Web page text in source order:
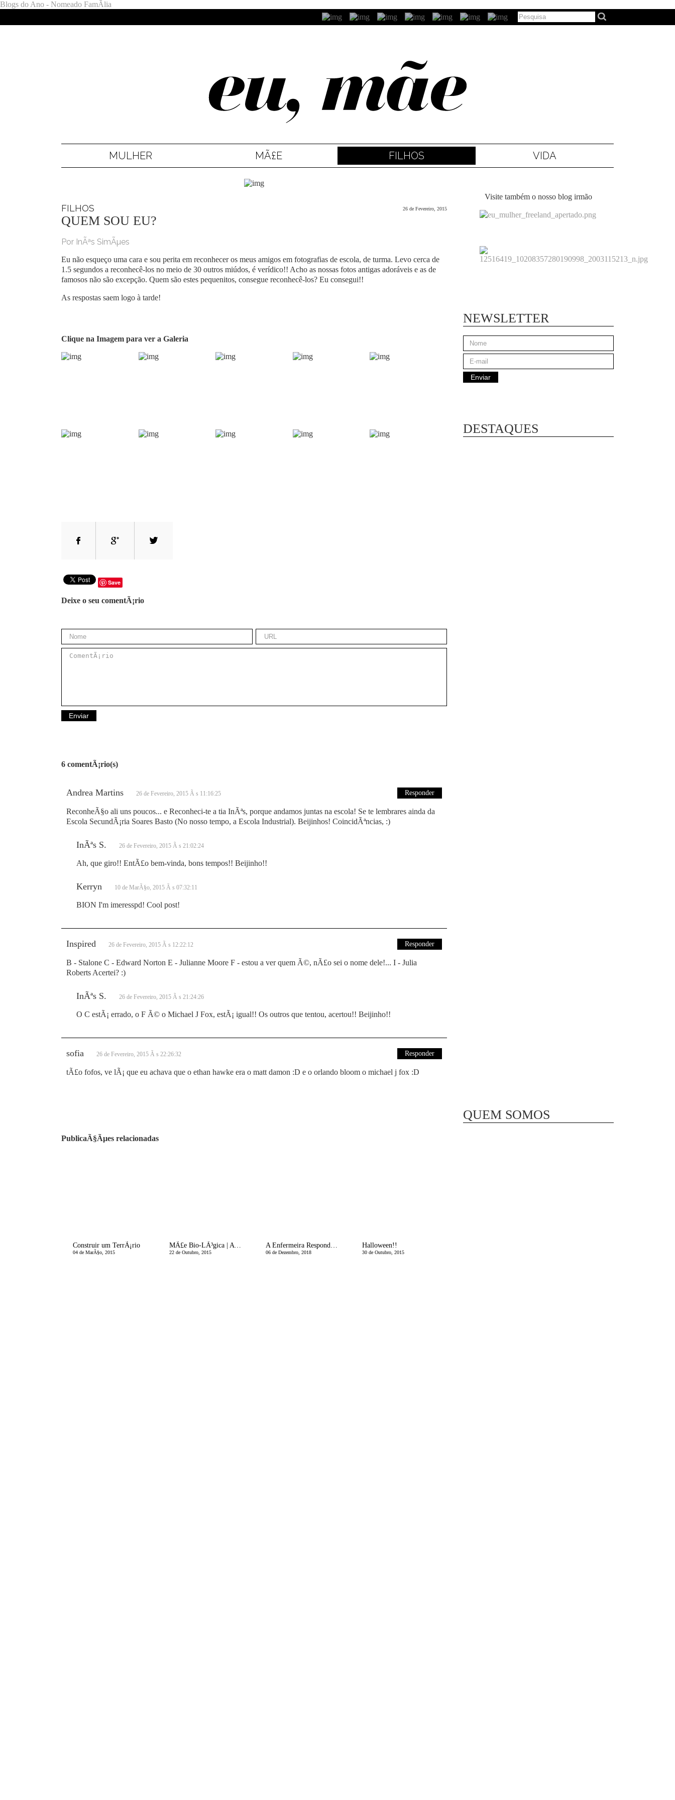
Blogs do Ano - Nomeado FamÃ­lia
MULHER MÃ£E FILHOS VIDA
FILHOS 26 de Fevereiro, 2015
QUEM SOU EU?
Por InÃªs SimÃµes
Eu não esqueço uma cara e sou perita em reconhecer os meus amigos em fotografias de escola, de turma. Levo cerca de
1.5 segundos a reconhecê-los no meio de 30 outros miúdos, é verídico!! Acho as nossas fotos antigas adoráveis e as de
famosos não são excepção. Quem são estes pequenitos, consegue reconhecê-los? Eu consegui!!
As respostas saem logo à tarde!
Clique na Imagem para ver a Galeria
Save
Deixe o seu comentÃ¡rio
6 comentÃ¡rio(s)
Andrea Martins 26 de Fevereiro, 2015 Ã s 11:16:25 Responder
ReconheÃ§o ali uns poucos... e Reconheci-te a tia InÃªs, porque andamos juntas na escola! Se te lembrares ainda da
Escola SecundÃ¡ria Soares Basto (No nosso tempo, a Escola Industrial). Beijinhos! CoincidÃªncias, :)
InÃªs S. 26 de Fevereiro, 2015 Ã s 21:02:24
Ah, que giro!! EntÃ£o bem-vinda, bons tempos!! Beijinho!!
Kerryn 10 de MarÃ§o, 2015 Ã s 07:32:11
BION I'm imeresspd! Cool post!
Inspired 26 de Fevereiro, 2015 Ã s 12:22:12 Responder
B - Stalone C - Edward Norton E - Julianne Moore F - estou a ver quem Ã©, nÃ£o sei o nome dele!... I - Julia
Roberts Acertei? :)
InÃªs S. 26 de Fevereiro, 2015 Ã s 21:24:26
O C estÃ¡ errado, o F Ã© o Michael J Fox, estÃ¡ igual!! Os outros que tentou, acertou!! Beijinho!!
sofia 26 de Fevereiro, 2015 Ã s 22:26:32 Responder
tÃ£o fofos, ve lÃ¡ que eu achava que o ethan hawke era o matt damon :D e o orlando bloom o michael j fox :D
PublicaÃ§Ãµes relacionadas
Construir um TerrÃ¡rio
04 de MarÃ§o, 2015 22 de Outubro, 2015 06 de Dezembro, 2018
Halloween!!
30 de Outubro, 2015
Visite também o nosso blog irmão
NEWSLETTER
DESTAQUES
QUEM SOMOS